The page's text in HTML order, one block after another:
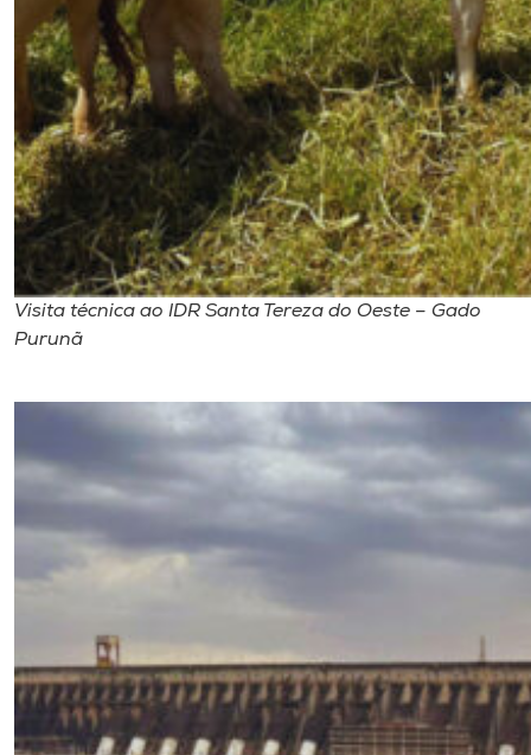
Visita técnica ao IDR Santa Tereza do Oeste – Gado
Purunã